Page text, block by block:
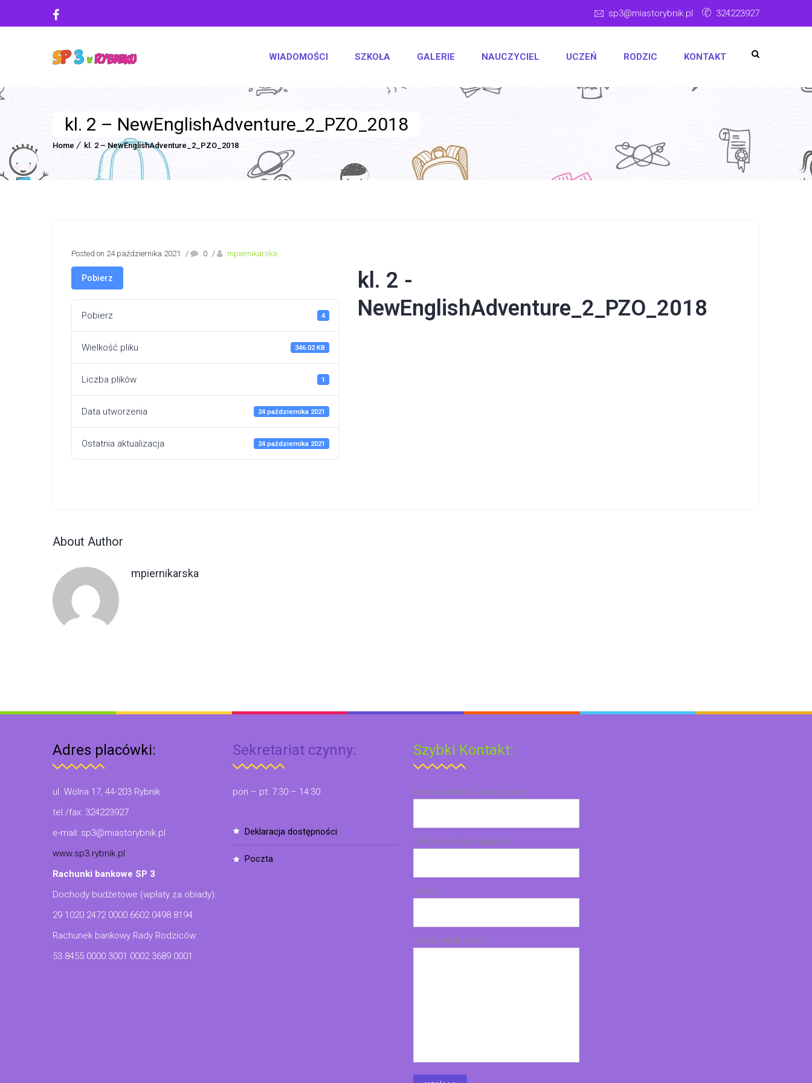
sp3@miastorybnik.pl 324223927
WIADOMOŚCI SZKOŁA GALERIE NAUCZYCIEL UCZEŃ RODZIC KONTAKT
kl. 2 – NewEnglishAdventure_2_PZO_2018
Home kl. 2 – NewEnglishAdventure_2_PZO_2018
Posted on 24 października 2021 / 0 / mpiernikarska
Pobierz
Pobierz 4
Wielkość pliku 346.02 KB
Liczba plików 1
Data utworzenia 24 października 2021
Ostatnia aktualizacja 24 października 2021
kl. 2 -
NewEnglishAdventure_2_PZO_2018
About Author
mpiernikarska
Adres placówki:
ul. Wolna 17, 44-203 Rybnik
tel./fax: 324223927
e-mail: sp3@miastorybnik.pl
www.sp3.rybnik.pl
Rachunki bankowe SP 3
Dochody budżetowe (wpłaty za obiady):
29 1020 2472 0000 6602 0498 8194
Rachunek bankowy Rady Rodziców:
53 8455 0000 3001 0002 3689 0001
Sekretariat czynny:
pon – pt: 7:30 – 14:30
deklaracja dostępności
poczta
Szybki Kontakt:
Imię i nazwisko (wymagane)
Twój email (wymagane)
Temat
Treść wiadomości